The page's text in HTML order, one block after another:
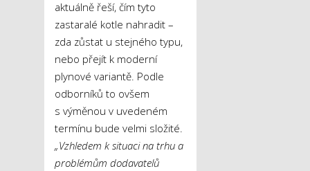
aktuálně řeší, čím tyto
zastaralé kotle nahradit –
zda zůstat u stejného typu,
nebo přejít k moderní
plynové variantě. Podle
odborníků to ovšem
s výměnou v uvedeném
termínu bude velmi složité.
„Vzhledem k situaci na trhu a
problémům dodavatelů